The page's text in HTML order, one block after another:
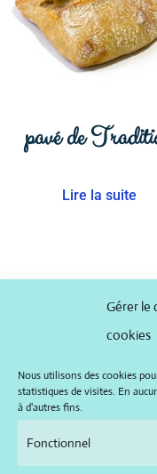
Gérer le
cookies
Nous utilisons des cookies
statistiques de visites. En
à d'autres fins.
Fonctionnel
pavé de
Lire la suite